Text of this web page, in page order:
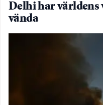
Delhi har världens
vända